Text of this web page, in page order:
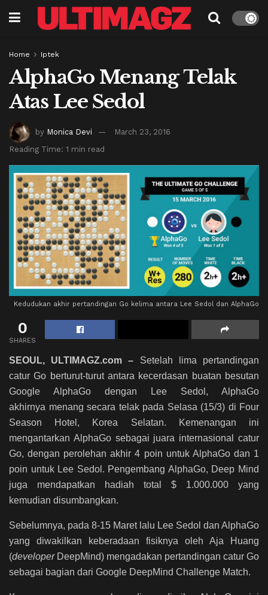
Home Iptek
AlphaGo Menang Telak
Atas Lee Sedol
by Monica Devi
March 23, 2016
Reading Time: 1 min read
Kedudukan akhir pertandingan Go kelima antara Lee Sedol dan AlphaGo
0
SHARES
SEOUL, ULTIMAGZ.com – Setelah lima pertandingan
catur Go berturut-turut antara kecerdasan buatan besutan
Google AlphaGo dengan Lee Sedol, AlphaGo
akhirnya menang secara telak pada Selasa (15/3) di Four
Season Hotel, Korea Selatan. Kemenangan ini
mengantarkan AlphaGo sebagai juara internasional catur
Go, dengan perolehan akhir 4 poin untuk AlphaGo dan 1
poin untuk Lee Sedol. Pengembang AlphaGo, Deep Mind
juga mendapatkan hadiah total $ 1.000.000 yang
kemudian disumbangkan.
Sebelumnya, pada 8-15 Maret lalu Lee Sedol dan AlphaGo
yang diwakilkan keberadaan fisiknya oleh Aja Huang
(developerDeepMind) mengadakan pertandingan catur Go
sebagai bagian dari Google DeepMind Challenge Match.